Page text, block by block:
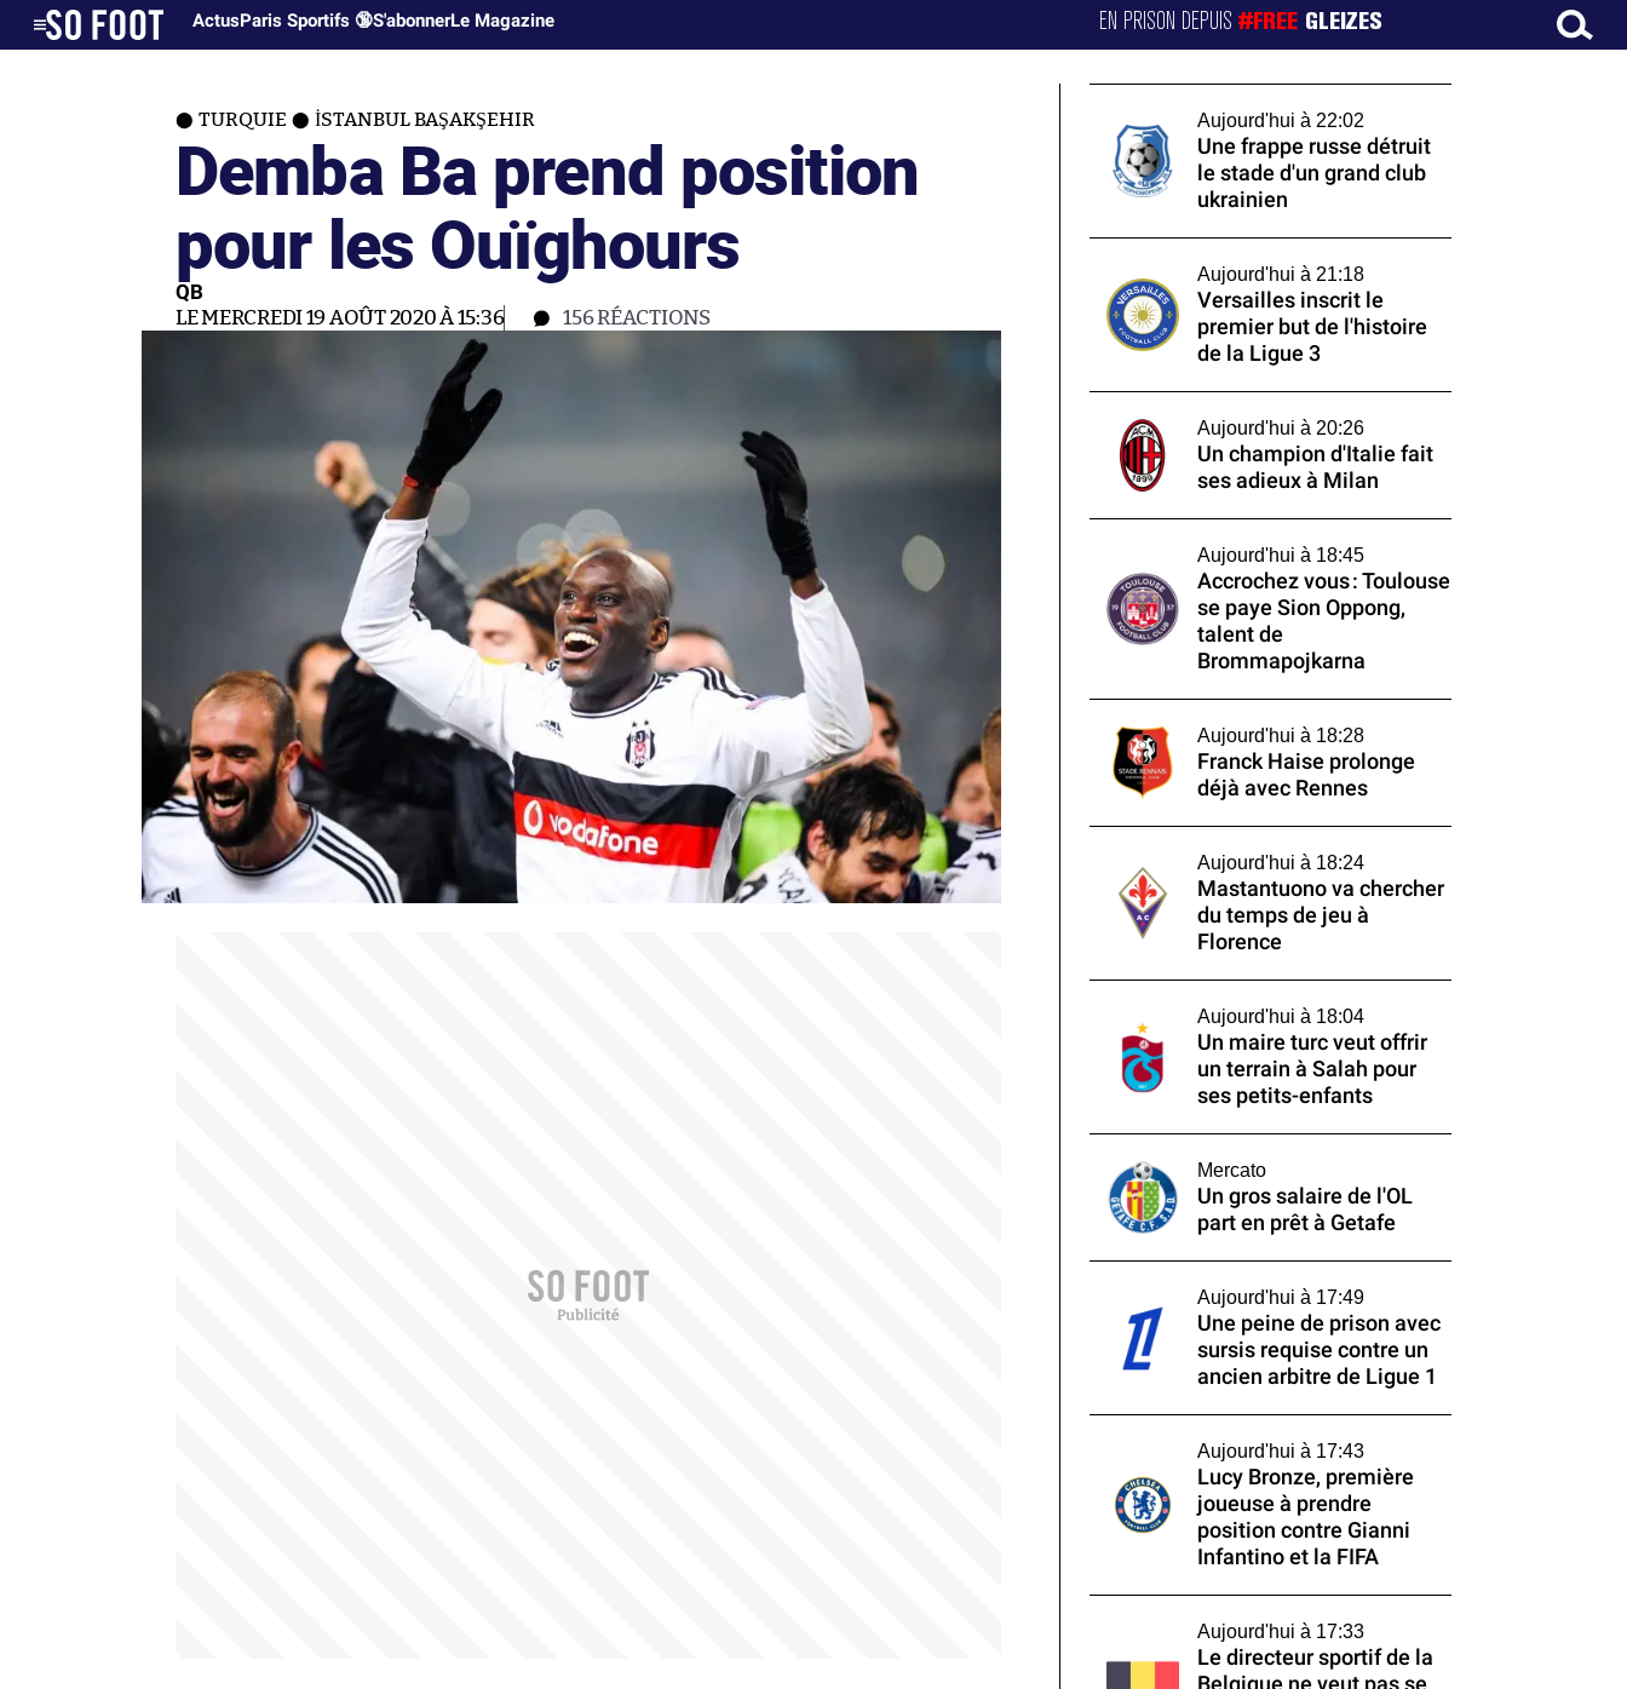
ActusParis Sportifs 🔞S'abonnerLe Magazine EN PRISON DEPUIS#FREE GLEIZES
TURQUIE İSTANBUL BAŞAKŞEHIR
Demba Ba prend position
pour les Ouïghours
QB
LE MERCREDI 19 AOÛT 2020 À 15:36 156RÉACTIONS
Aujourd'hui à 22:02
Une frappe russe détruit
le stade d'un grand club
ukrainien
Aujourd'hui à 21:18
Versailles inscrit le
premier but de l'histoire
de la Ligue 3
Aujourd'hui à 20:26
Un champion d'Italie fait
ses adieux à Milan
Aujourd'hui à 18:45
Accrochez vous : Toulouse
se paye Sion Oppong,
talent de
Brommapojkarna
Aujourd'hui à 18:28
Franck Haise prolonge
déjà avec Rennes
Aujourd'hui à 18:24
Mastantuono va chercher
du temps de jeu à
Florence
Aujourd'hui à 18:04
Un maire turc veut offrir
un terrain à Salah pour
ses petits-enfants
Mercato
Un gros salaire de l'OL
part en prêt à Getafe
Aujourd'hui à 17:49
Une peine de prison avec
sursis requise contre un
ancien arbitre de Ligue 1
Aujourd'hui à 17:43
Lucy Bronze, première
joueuse à prendre
position contre Gianni
Infantino et la FIFA
Aujourd'hui à 17:33
Le directeur sportif de la
Belgique ne veut pas se